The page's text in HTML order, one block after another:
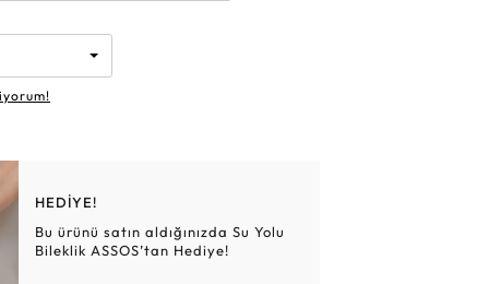
HEDİYE!
Bu ürünü satın aldığınızda Su Yolu
Bileklik ASSOS’tan Hediye!